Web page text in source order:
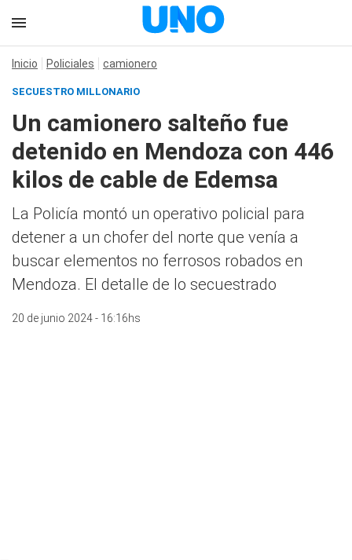
Inicio Policiales camionero
SECUESTRO MILLONARIO
Un camionero salteño fue
detenido en Mendoza con 446
kilos de cable de Edemsa
La Policía montó un operativo policial para
detener a un chofer del norte que venía a
buscar elementos no ferrosos robados en
Mendoza. El detalle de lo secuestrado
20 de junio 2024 - 16:16hs